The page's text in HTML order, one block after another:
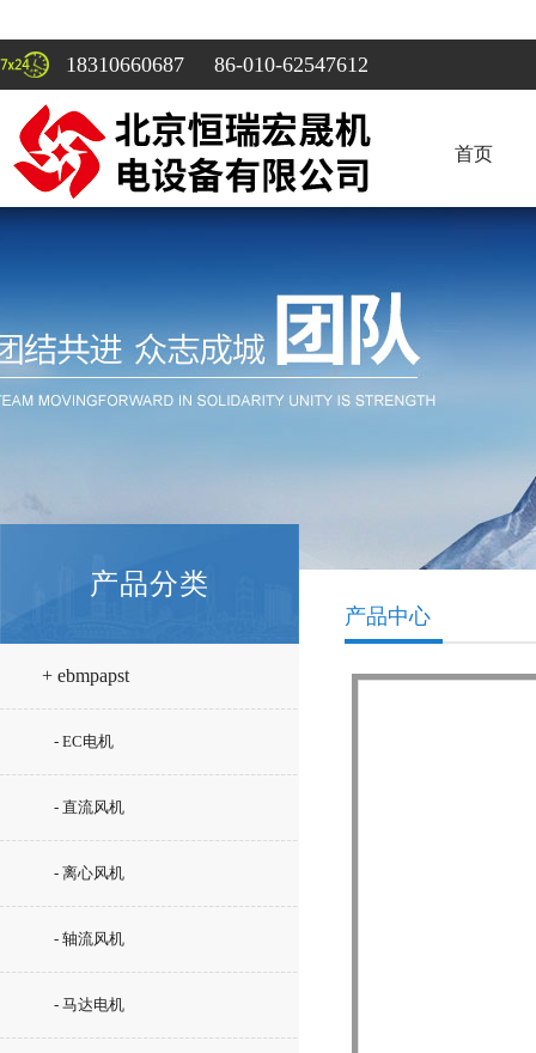
18310660687 86-010-62547612
首页
产品分类
+ ebmpapst
- EC电机
- 直流风机
- 离心风机
- 轴流风机
- 马达电机
产品中心